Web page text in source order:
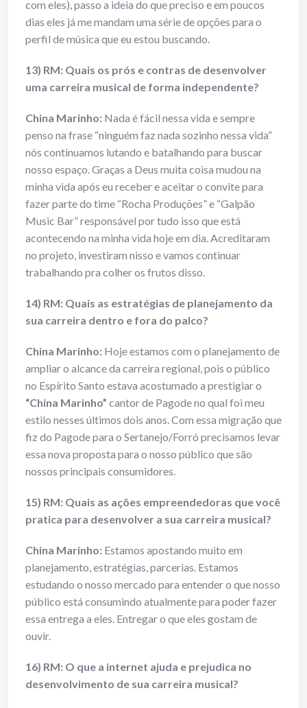
com eles), passo a ideia do que preciso e em poucos
dias eles já me mandam uma série de opções para o
perfil de música que eu estou buscando.
13) RM: Quais os prós e contras de desenvolver
uma carreira musical de forma independente?
China Marinho: Nada é fácil nessa vida e sempre
penso na frase “ninguém faz nada sozinho nessa vida”
nós continuamos lutando e batalhando para buscar
nosso espaço. Graças a Deus muita coisa mudou na
minha vida após eu receber e aceitar o convite para
fazer parte do time “Rocha Produções” e “Galpão
Music Bar” responsável por tudo isso que está
acontecendo na minha vida hoje em dia. Acreditaram
no projeto, investiram nisso e vamos continuar
trabalhando pra colher os frutos disso.
14) RM: Quais as estratégias de planejamento da
sua carreira dentro e fora do palco?
China Marinho: Hoje estamos com o planejamento de
ampliar o alcance da carreira regional, pois o público
no Espírito Santo estava acostumado a prestigiar o
“China Marinho” cantor de Pagode no qual foi meu
estilo nesses últimos dois anos. Com essa migração que
fiz do Pagode para o Sertanejo/Forró precisamos levar
essa nova proposta para o nosso público que são
nossos principais consumidores.
15) RM: Quais as ações empreendedoras que você
pratica para desenvolver a sua carreira musical?
China Marinho: Estamos apostando muito em
planejamento, estratégias, parcerias. Estamos
estudando o nosso mercado para entender o que nosso
público está consumindo atualmente para poder fazer
essa entrega a eles. Entregar o que eles gostam de
ouvir.
16) RM: O que a internet ajuda e prejudica no
desenvolvimento de sua carreira musical?